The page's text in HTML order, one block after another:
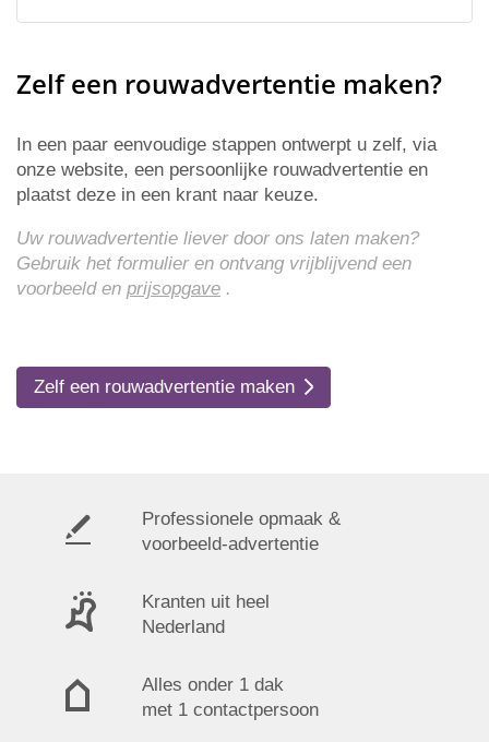
Zelf een rouwadvertentie maken?
In een paar eenvoudige stappen ontwerpt u zelf, via
onze website, een persoonlijke rouwadvertentie en
plaatst deze in een krant naar keuze.
Uw rouwadvertentie liever door ons laten maken?
Gebruik het formulier en ontvang vrijblijvend een
voorbeeld en prijsopgave .
Zelf een rouwadvertentie maken
Professionele opmaak &
voorbeeld-advertentie
Kranten uit heel
Nederland
Alles onder 1 dak
met 1 contactpersoon